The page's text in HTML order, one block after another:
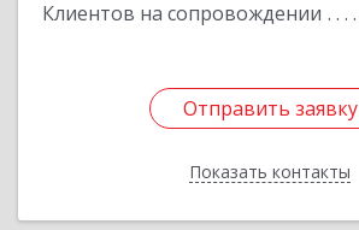
Клиентов на сопровождении
Отправить заявку
Показать контакты
Отправить заявку
Назад